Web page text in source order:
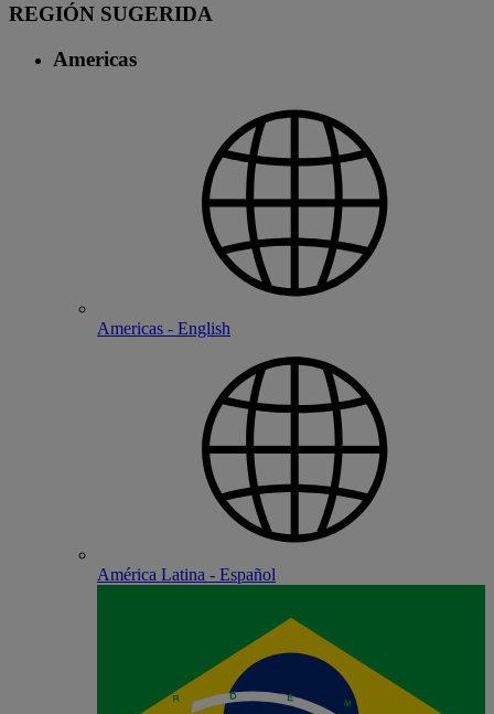
REGIÓN SUGERIDA
Americas
Americas - English
América Latina - Español